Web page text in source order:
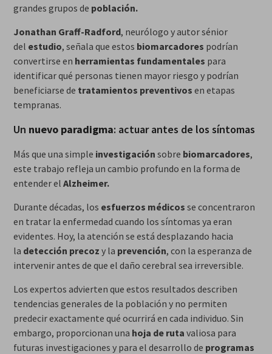
grandes grupos de población.
Jonathan Graff-Radford, neurólogo y autor sénior
del estudio, señala que estos biomarcadores podrían
convertirse en herramientas fundamentales para
identificar qué personas tienen mayor riesgo y podrían
beneficiarse de tratamientos preventivos en etapas
tempranas.
Un nuevo paradigma: actuar antes de los síntomas
Más que una simple investigación sobre biomarcadores,
este trabajo refleja un cambio profundo en la forma de
entender el Alzheimer.
Durante décadas, los esfuerzos médicos se concentraron
en tratar la enfermedad cuando los síntomas ya eran
evidentes. Hoy, la atención se está desplazando hacia
la detección precoz y la prevención, con la esperanza de
intervenir antes de que el daño cerebral sea irreversible.
Los expertos advierten que estos resultados describen
tendencias generales de la población y no permiten
predecir exactamente qué ocurrirá en cada individuo. Sin
embargo, proporcionan una hoja de ruta valiosa para
futuras investigaciones y para el desarrollo de programas